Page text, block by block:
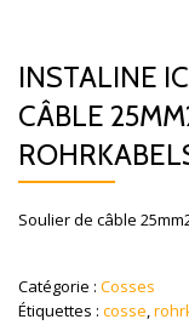
INSTALINE
CÂBLE
Soulier de câble
Catégorie : Cosses
Étiquettes : cosse,